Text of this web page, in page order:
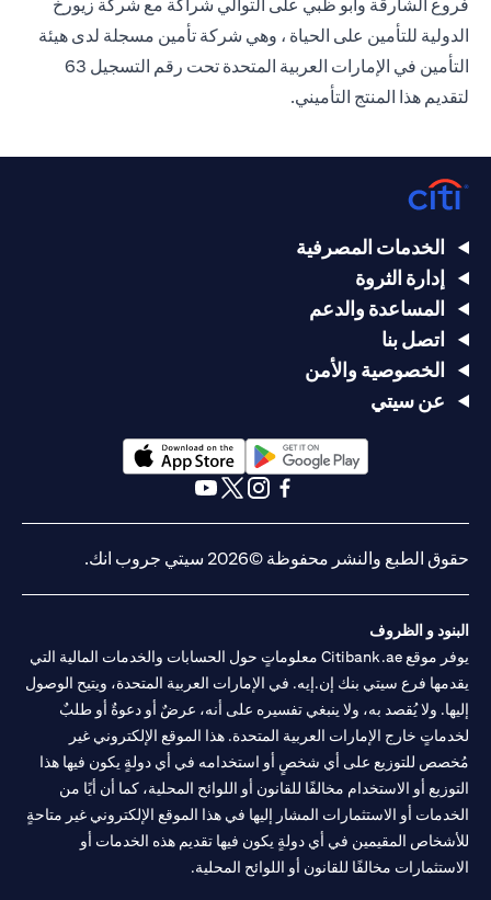
فروع الشارقة وأبو ظبي على التوالي شراكة مع شركة زيورخ
الدولية للتأمين على الحياة ، وهي شركة تأمين مسجلة لدى هيئة
التأمين في الإمارات العربية المتحدة تحت رقم التسجيل 63
لتقديم هذا المنتج التأميني.
الخدمات المصرفية
إدارة الثروة
المساعدة والدعم
اتصل بنا
الخصوصية والأمن
عن سيتي
(opens in a new tab)
حقوق الطبع والنشر محفوظة ©2026 سيتي جروب انك.
البنود و الظروف
يوفر موقع Citibank.ae معلوماتٍ حول الحسابات والخدمات المالية التي
يقدمها فرع سيتي بنك إن.إيه. في الإمارات العربية المتحدة، ويتيح الوصول
إليها. ولا يُقصد به، ولا ينبغي تفسيره على أنه، عرضٌ أو دعوةٌ أو طلبٌ
لخدماتٍ خارج الإمارات العربية المتحدة. هذا الموقع الإلكتروني غير
مُخصص للتوزيع على أي شخصٍ أو استخدامه في أي دولةٍ يكون فيها هذا
التوزيع أو الاستخدام مخالفًا للقانون أو اللوائح المحلية، كما أن أيًا من
الخدمات أو الاستثمارات المشار إليها في هذا الموقع الإلكتروني غير متاحةٍ
للأشخاص المقيمين في أي دولةٍ يكون فيها تقديم هذه الخدمات أو
الاستثمارات مخالفًا للقانون أو اللوائح المحلية.